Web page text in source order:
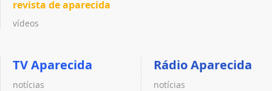
revista de aparecida
vídeos
TV Aparecida
notícias
Rádio Aparecida
notícias